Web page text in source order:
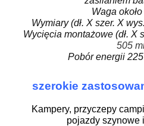
Waga
Wymiary (dł. X szer. X
Wycięcia montażowe (dł. X
505
Pobór energii 225
szerokie
Kampery, przyczepy
pojazdy szynowe